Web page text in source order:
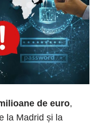
de euro,
la Madrid și la